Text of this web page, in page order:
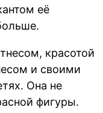
её
красотой
и своими
Она не
фигуры.